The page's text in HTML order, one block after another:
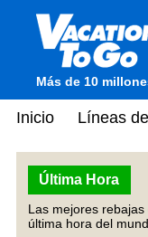
Más de 10
Inicio Líneas
Última Hora
Las mejores
última hora del